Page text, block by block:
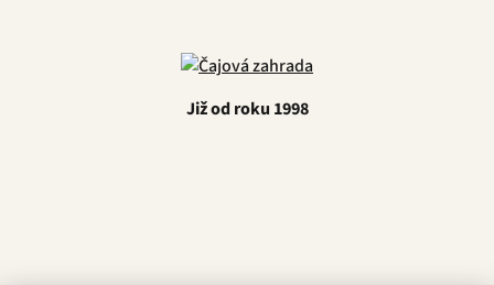
Již od roku 1998